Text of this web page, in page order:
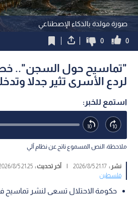
صورة مولدة بالذكاء الإصطناعي
0
0
"تماسيح حول السجن"..
لردع الأسرى تثير جدلا
استمع للخبر:
ملاحظة: النص المسموع ناتج عن نظام آلي
نشر :21:17 2026/8/5
| آخر تحديث :21:25 2026/8/5
فلسطين
حكومة الاحتلال تسعى لنشر